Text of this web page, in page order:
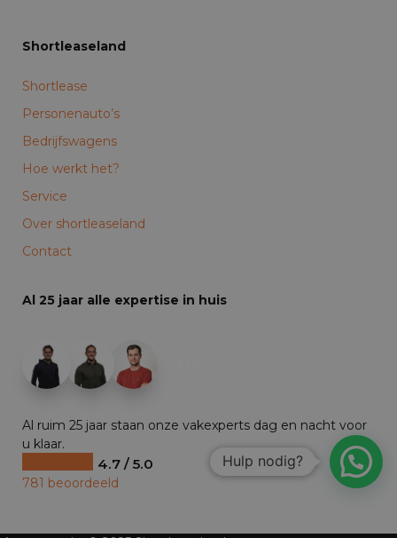
Shortleaseland
Shortlease
Personenauto’s
Bedrijfswagens
Hoe werkt het?
Service
Over shortleaseland
Contact
Al 25 jaar alle expertise in huis
Al ruim 25 jaar staan onze vakexperts dag en nacht voor
u klaar.
4.7 / 5.0
781 beoordeeld
Hulp nodig?